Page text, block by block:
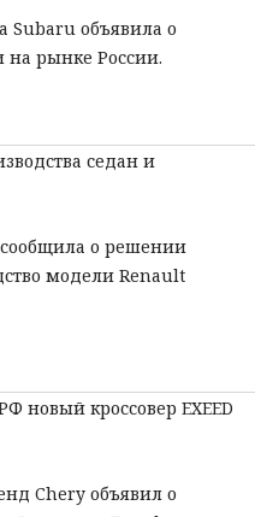
Subaru объявила о
рынке России.
седан и
о решении
модели Renault
новый кроссовер EXEED
Chery объявил о